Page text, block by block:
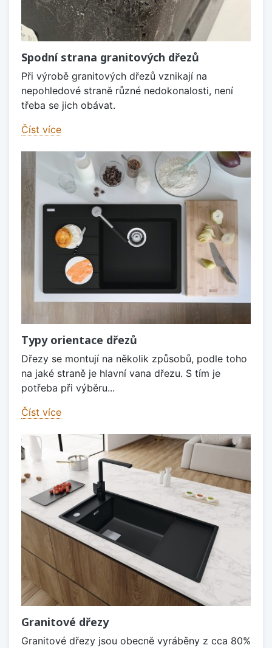
Spodní strana granitových dřezů
Při výrobě granitových dřezů vznikají na
nepohledové straně různé nedokonalosti, není
třeba se jich obávat.
Číst více
Typy orientace dřezů
Dřezy se montují na několik způsobů, podle toho
na jaké straně je hlavní vana dřezu. S tím je
potřeba při výběru...
Číst více
Granitové dřezy
Granitové dřezy jsou obecně vyráběny z cca 80%